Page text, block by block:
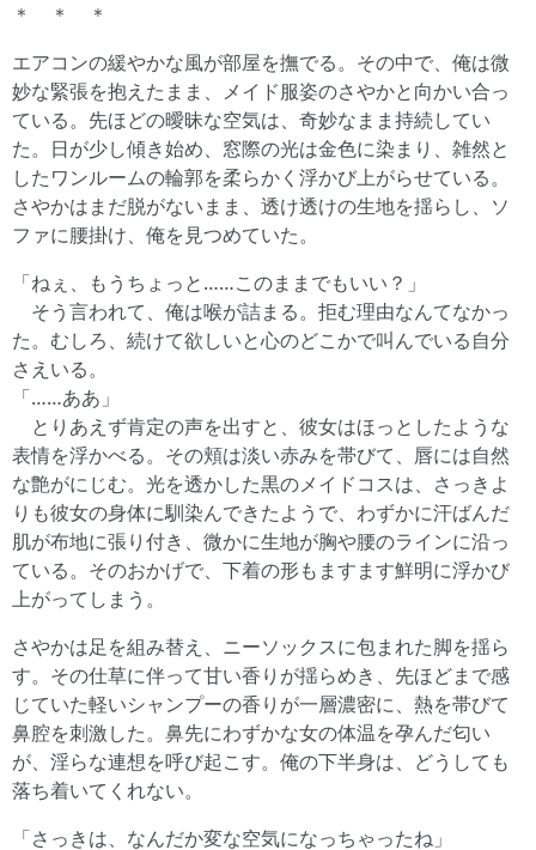
＊ ＊ ＊
エアコンの緩やかな風が部屋を撫でる。その中で、俺は微
妙な緊張を抱えたまま、メイド服姿のさやかと向かい合っ
ている。先ほどの曖昧な空気は、奇妙なまま持続してい
た。日が少し傾き始め、窓際の光は金色に染まり、雑然と
したワンルームの輪郭を柔らかく浮かび上がらせている。
さやかはまだ脱がないまま、透け透けの生地を揺らし、ソ
ファに腰掛け、俺を見つめていた。
「ねぇ、もうちょっと……このままでもいい？」
そう言われて、俺は喉が詰まる。拒む理由なんてなかっ
た。むしろ、続けて欲しいと心のどこかで叫んでいる自分
さえいる。
「……ああ」
とりあえず肯定の声を出すと、彼女はほっとしたような
表情を浮かべる。その頬は淡い赤みを帯びて、唇には自然
な艶がにじむ。光を透かした黒のメイドコスは、さっきよ
りも彼女の身体に馴染んできたようで、わずかに汗ばんだ
肌が布地に張り付き、微かに生地が胸や腰のラインに沿っ
ている。そのおかげで、下着の形もますます鮮明に浮かび
上がってしまう。
さやかは足を組み替え、ニーソックスに包まれた脚を揺ら
す。その仕草に伴って甘い香りが揺らめき、先ほどまで感
じていた軽いシャンプーの香りが一層濃密に、熱を帯びて
鼻腔を刺激した。鼻先にわずかな女の体温を孕んだ匂い
が、淫らな連想を呼び起こす。俺の下半身は、どうしても
落ち着いてくれない。
「さっきは、なんだか変な空気になっちゃったね」